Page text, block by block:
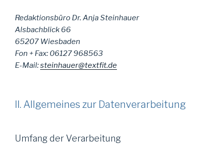
Redaktionsbüro Dr. Anja Steinhauer
Alsbachblick 66
65207 Wiesbaden
Fon + Fax: 06127 968563
E-Mail:steinhauer@textfit.de
II. Allgemeines zur Datenverarbeitung
Umfang der Verarbeitung